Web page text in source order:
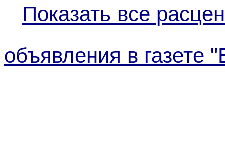
Показать все
объявления в газете